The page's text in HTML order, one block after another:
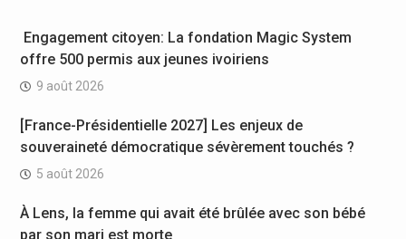
Engagement citoyen: La fondation Magic System
offre 500 permis aux jeunes ivoiriens
9 août 2026
[France-Présidentielle 2027] Les enjeux de
souveraineté démocratique sévèrement touchés ?
5 août 2026
À Lens, la femme qui avait été brûlée avec son bébé
par son mari est morte